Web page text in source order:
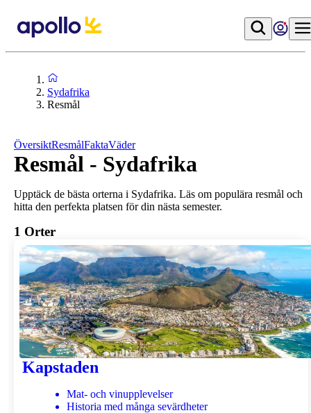
Sydafrika
Resmål
ÖversiktResmålFaktaVäder
Resmål - Sydafrika
Upptäck de bästa orterna i Sydafrika. Läs om populära resmål och
hitta den perfekta platsen för din nästa semester.
1 Orter
Kapstaden
Mat- och vinupplevelser
Historia med många sevärdheter